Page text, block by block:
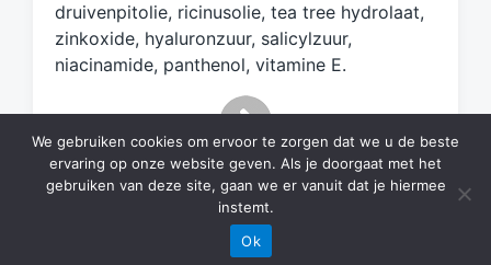
druivenpitolie, ricinusolie, tea tree hydrolaat,
zinkoxide, hyaluronzuur, salicylzuur,
niacinamide, panthenol, vitamine E.
We gebruiken cookies om ervoor te zorgen dat we u de beste
ervaring op onze website geven. Als je doorgaat met het
gebruiken van deze site, gaan we er vanuit dat je hiermee
instemt.
Ok